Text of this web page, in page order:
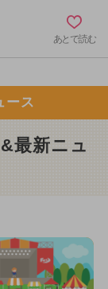
あとで読む
ース
最新ニュ